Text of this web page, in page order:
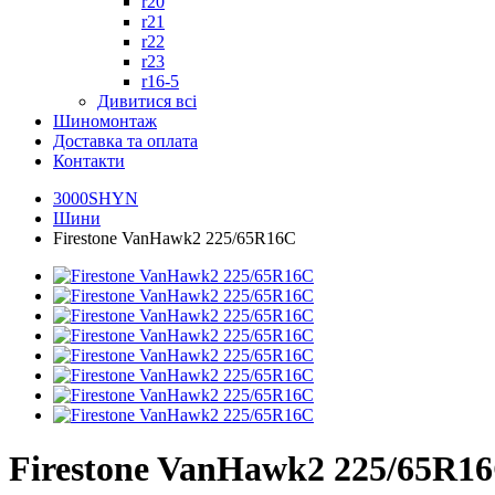
r21
r22
r23
r16-5
Дивитися всі
Шиномонтаж
Доставка та оплата
Контакти
3000SHYN
Шини
Firestone VanHawk2 225/65R16C
Firestone VanHawk2 225/